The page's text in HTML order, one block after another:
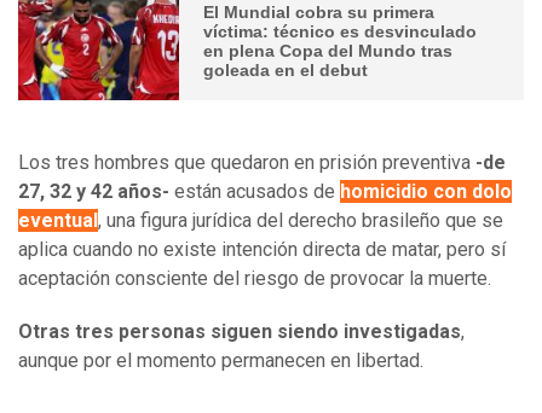
El Mundial cobra su primera
víctima: técnico es desvinculado
en plena Copa del Mundo tras
goleada en el debut
Los tres hombres que quedaron en prisión preventiva -de
27, 32 y 42 años- están acusados de homicidio con dolo
eventual , una figura jurídica del derecho brasileño que se
aplica cuando no existe intención directa de matar, pero sí
aceptación consciente del riesgo de provocar la muerte.
Otras tres personas siguen siendo investigadas,
aunque por el momento permanecen en libertad.